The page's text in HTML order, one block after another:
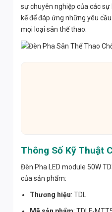
sự chuyên nghiệp của các
kế để đáp ứng những yêu
mọi loại sân thể thao.
Thông Số Kỹ Thuật
Đèn Pha LED module 50W
của sản phẩm:
Thương hiệu: TDL